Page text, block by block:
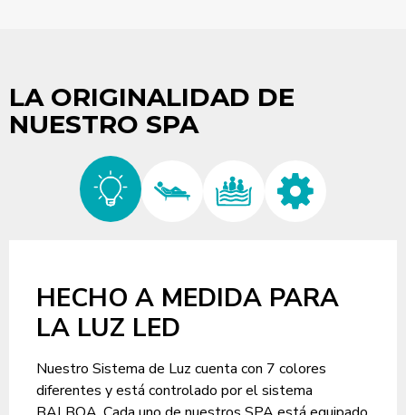
LA ORIGINALIDAD DE
NUESTRO SPA
HECHO A MEDIDA PARA
LA LUZ LED
Nuestro Sistema de Luz cuenta con 7 colores
diferentes y está controlado por el sistema